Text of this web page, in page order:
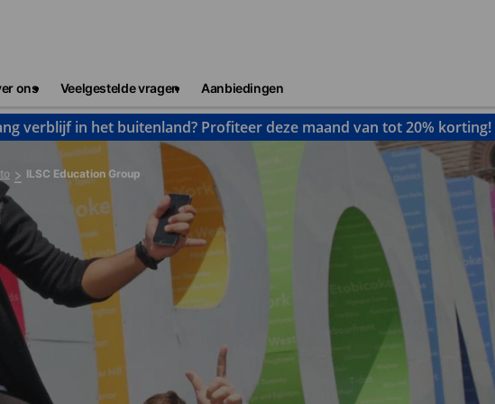
ons Veelgestelde vragen Aanbiedingen
verblijf in het buitenland? Profiteer deze maand van tot 20% korting!
ILSC Education Group